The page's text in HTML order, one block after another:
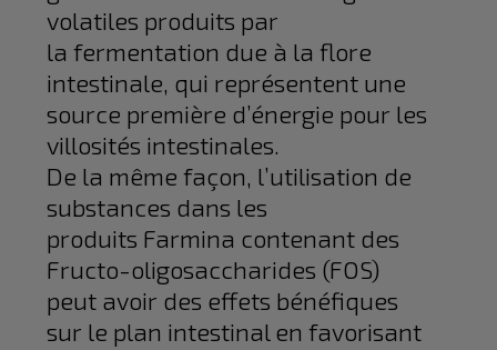
volatiles produits par
la fermentation due à la flore
intestinale, qui représentent une
source première d’énergie pour les
villosités intestinales.
De la même façon, l’utilisation de
substances dans les
produits Farmina contenant des
Fructo-oligosaccharides (FOS)
peut avoir des effets bénéfiques
sur le plan intestinal en favorisant